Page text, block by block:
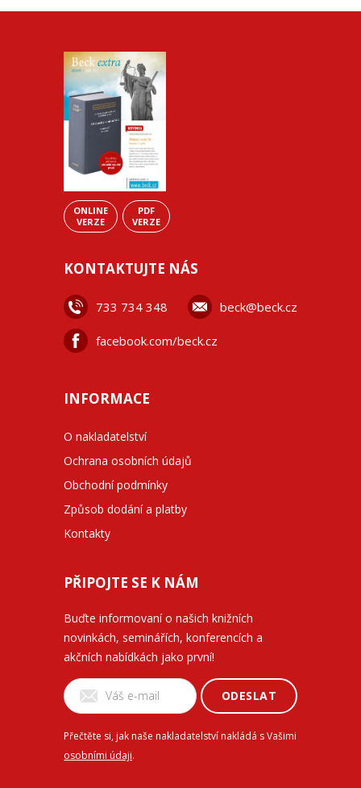
ONLINE
VERZE
PDF
VERZE
KONTAKTUJTE NÁS
733 734 348 beck@beck.cz
facebook.com/beck.cz
INFORMACE
O nakladatelství
Ochrana osobních údajů
Obchodní podmínky
Způsob dodání a platby
Kontakty
PŘIPOJTE SE K NÁM
Buďte informovaní o našich knižních
novinkách, seminářích, konferencích a
akčních nabídkách jako první!
ODESLAT
Přečtěte si, jak naše nakladatelství nakládá s Vašimi
osobními údaji.